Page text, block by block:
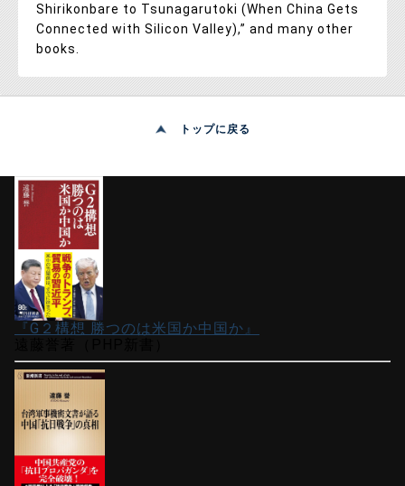
Shirikonbare to Tsunagarutoki (When China Gets
Connected with Silicon Valley),” and many other
books.
トップに戻る
『G２構想 勝つのは米国か中国か』